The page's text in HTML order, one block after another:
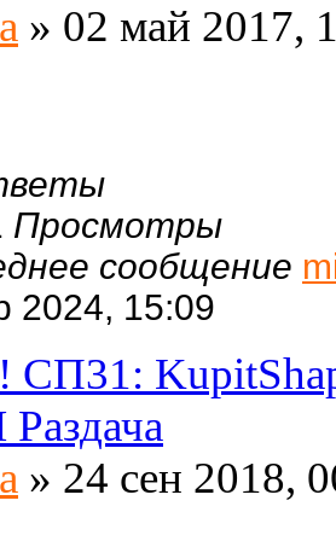
» 02 май 2017,
Просмотры
сообщение
2024, 15:09
СП31:
» 24 сен 2018,